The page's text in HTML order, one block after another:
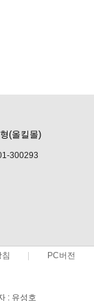
(올킬몰)
300293
PC버전
: 유성호